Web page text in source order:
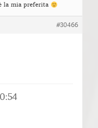
la mia preferita
#30466